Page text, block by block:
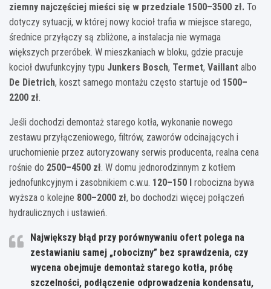
ziemny najczęściej mieści się w przedziale 1500–3500 zł. To
dotyczy sytuacji, w której nowy kocioł trafia w miejsce starego,
średnice przyłączy są zbliżone, a instalacja nie wymaga
większych przeróbek. W mieszkaniach w bloku, gdzie pracuje
kocioł dwufunkcyjny typu Junkers Bosch, Termet, Vaillant albo
De Dietrich, koszt samego montażu często startuje od 1500–
2200 zł.
Jeśli dochodzi demontaż starego kotła, wykonanie nowego
zestawu przyłączeniowego, filtrów, zaworów odcinających i
uruchomienie przez autoryzowany serwis producenta, realna cena
rośnie do 2500–4500 zł. W domu jednorodzinnym z kotłem
jednofunkcyjnym i zasobnikiem c.w.u. 120–150 l robocizna bywa
wyższa o kolejne 800–2000 zł, bo dochodzi więcej połączeń
hydraulicznych i ustawień.
Największy błąd przy porównywaniu ofert polega na
zestawianiu samej „robocizny” bez sprawdzenia, czy
wycena obejmuje demontaż starego kotła, próbę
szczelności, podłączenie odprowadzenia kondensatu,